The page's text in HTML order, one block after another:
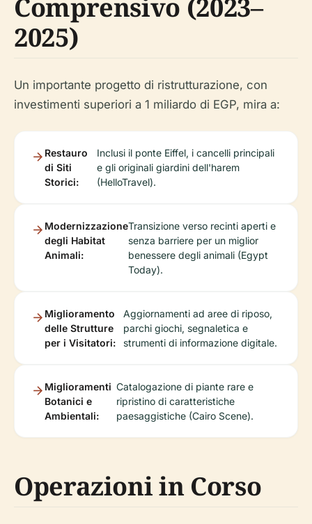
Comprensivo (2023–
2025)
Un importante progetto di ristrutturazione, con
investimenti superiori a 1 miliardo di EGP, mira a:
Restauro
di Siti
Storici:
Inclusi il ponte Eiffel, i cancelli principali
e gli originali giardini dell'harem
(HelloTravel).
Modernizzazione
degli Habitat
Animali:
Transizione verso recinti aperti e
senza barriere per un miglior
benessere degli animali (Egypt
Today).
Miglioramento
delle Strutture
per i Visitatori:
Aggiornamenti ad aree di riposo,
parchi giochi, segnaletica e
strumenti di informazione digitale.
Miglioramenti
Botanici e
Ambientali:
Catalogazione di piante rare e
ripristino di caratteristiche
paesaggistiche (Cairo Scene).
Operazioni in Corso